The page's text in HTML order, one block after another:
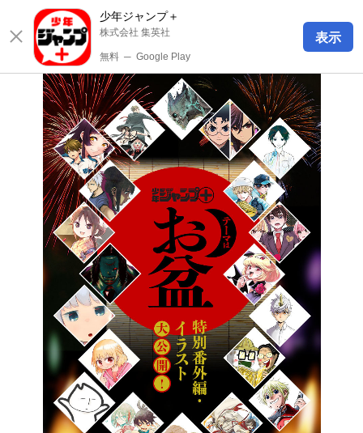
少年ジャンプ＋
株式会社 集英社
無料 ─ Google Play
表示